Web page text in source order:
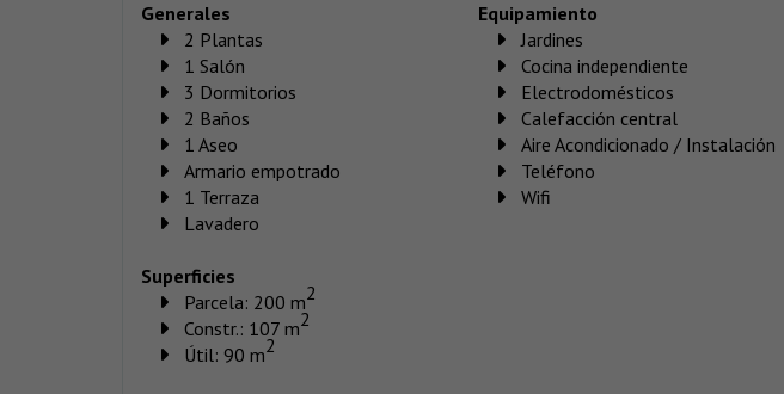
Generales
2 Plantas
1 Salón
3 Dormitorios
2 Baños
1 Aseo
Armario empotrado
1 Terraza
Lavadero
Superficies
Parcela: 200 m2
Constr.: 107 m2
Útil: 90 m2
Equipamiento
Jardines
Cocina independiente
Electrodomésticos
Calefacción central
Aire Acondicionado / Instalación
Teléfono
Wifi